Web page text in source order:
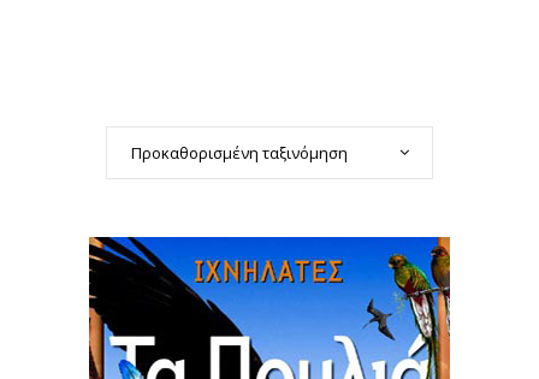
Προκαθορισμένη ταξινόμηση